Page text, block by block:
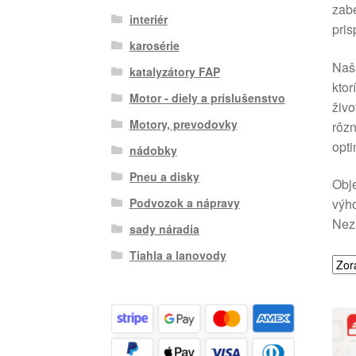
interiér
karosérie
katalyzátory FAP
Motor - diely a príslušenstvo
Motory, prevodovky
nádobky
Pneu a disky
Podvozok a nápravy
sady náradia
Tiahla a lanovody